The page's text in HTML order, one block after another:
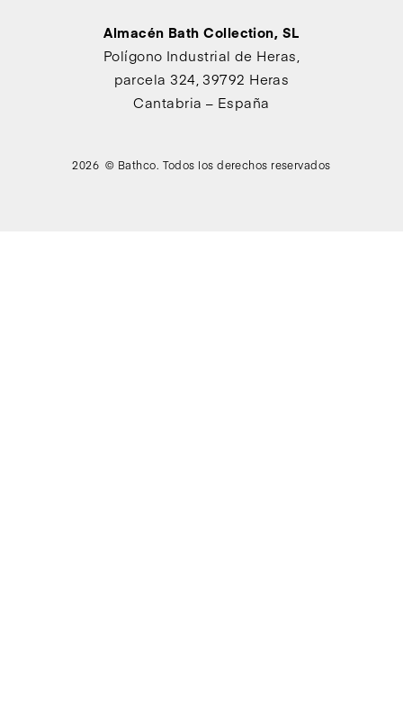
Almacén Bath Collection, SL
Polígono Industrial de Heras,
parcela 324, 39792 Heras
Cantabria – España
2026 © Bathco. Todos los derechos reservados